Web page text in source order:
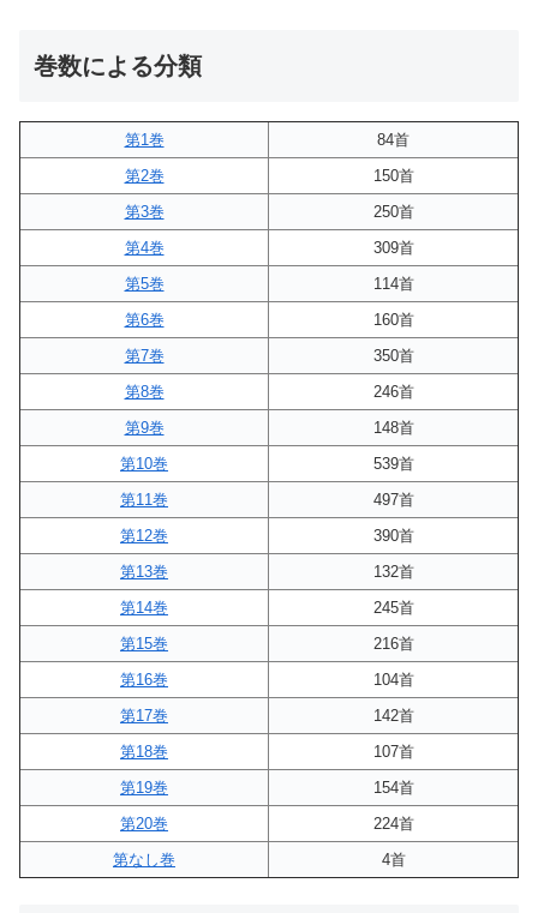
巻数による分類
第1巻
84首
第2巻
150首
第3巻
250首
第4巻
309首
第5巻
114首
第6巻
160首
第7巻
350首
第8巻
246首
第9巻
148首
第10巻
539首
第11巻
497首
第12巻
390首
第13巻
132首
第14巻
245首
第15巻
216首
第16巻
104首
第17巻
142首
第18巻
107首
第19巻
154首
第20巻
224首
第なし巻
4首